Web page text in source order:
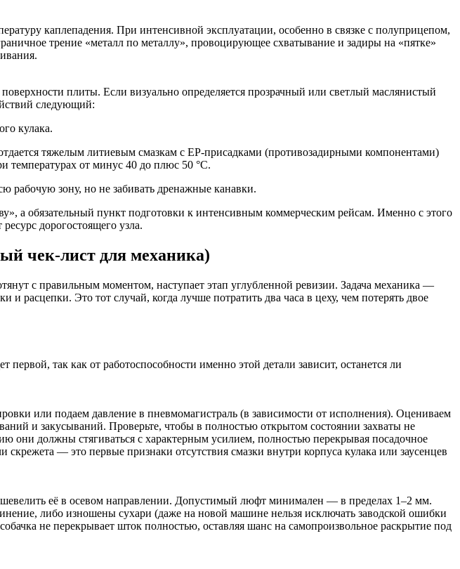
каплепадения. При интенсивной эксплуатации, особенно в связке с полуприцепом,
трение «металл по металлу», провоцирующее схватывание и задиры на «пятке»
плиты. Если визуально определяется прозрачный или светлый маслянистый
следующий:
кулака.
тяжелым литиевым смазкам с EP-присадками (противозадирными компонентами)
температурах от минус 40 до плюс 50 °С.
рабочую зону, но не забивать дренажные канавки.
а обязательный пункт подготовки к интенсивным коммерческим рейсам. Именно с этого
дорогостоящего узла.
чек-лист для механика)
с правильным моментом, наступает этап углубленной ревизии. Задача механика —
расцепки. Это тот случай, когда лучше потратить два часа в цеху, чем потерять двое
так как от работоспособности именно этой детали зависит, останется ли
или подаем давление в пневмомагистраль (в зависимости от исполнения). Оцениваем
и закусываний. Проверьте, чтобы в полностью открытом состоянии захваты не
они должны стягиваться с характерным усилием, полностью перекрывая посадочное
— это первые признаки отсутствия смазки внутри корпуса кулака или заусенцев
её в осевом направлении. Допустимый люфт минимален — в пределах 1–2 мм.
либо изношены сухари (даже на новой машине нельзя исключать заводской ошибки
не перекрывает шток полностью, оставляя шанс на самопроизвольное раскрытие под